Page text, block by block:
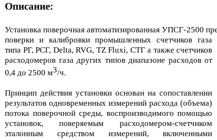
Описание:
Установка поверочная автоматизированная УПСГ-2500
поверки и калибровки промышленных счетчиков газа
типа РГ, РСГ, Delta, RVG, TZ Fluxi, СТГ а также счетчиков
расходомеров газа других типов диапазоне расходов от
0,4 до 2500 м3/ч.
Принцип действия установки основан на сопоставлении
результатов одновременных измерений расхода (объема)
потока поверочной среды, воспроизводимого помощью
установок, поверяемым расходомером-счетчиком
эталонным средством измерений, включенными